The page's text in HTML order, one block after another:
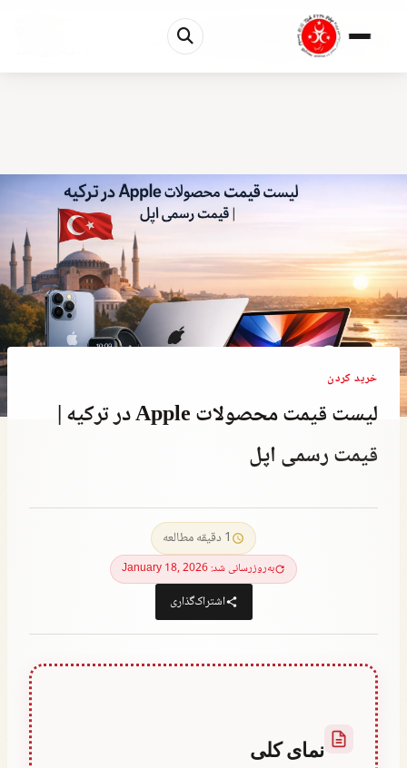
لیست قیمت محصولات Apple در ترکیه | قیمت رسمی اپل
خريد كردن
لیست قیمت محصولات Apple در ترکیه |
قیمت رسمی اپل
1 دقیقه مطالعه
به‌روزرسانی شد: January 18, 2026
اشتراک‌گذاری
نمای کلی